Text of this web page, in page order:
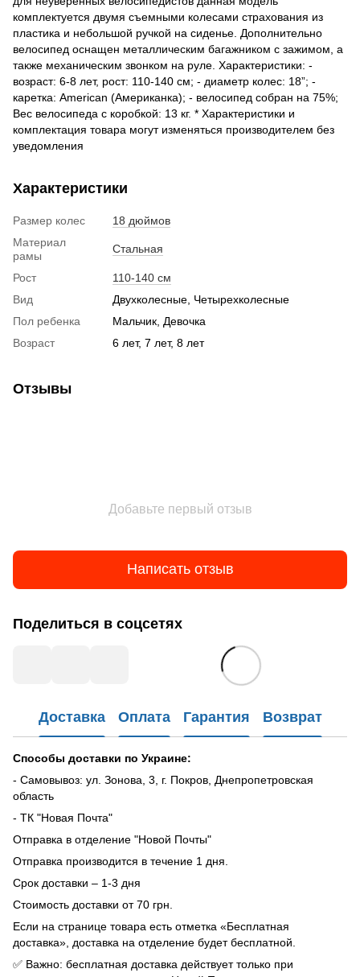
комплектуется двумя съемными колесами страхования из
пластика и небольшой ручкой на сиденье. Дополнительно
велосипед оснащен металлическим багажником с зажимом, а
также механическим звонком на руле. Характеристики: -
возраст: 6-8 лет, рост: 110-140 см; - диаметр колес: 18”; -
каретка: American (Американка); - велосипед собран на 75%;
Вес велосипеда с коробкой: 13 кг. * Характеристики и
комплектация товара могут изменяться производителем без
уведомления
Характеристики
Размер колес
18 дюймов
Материал
рамы
Стальная
Рост
110-140 см
Вид
Двухколесные, Четырехколесные
Пол ребенка
Мальчик, Девочка
Возраст
6 лет, 7 лет, 8 лет
Отзывы
Добавьте первый отзыв
Написать отзыв
Поделиться в соцсетях
Доставка Оплата Гарантия Возврат
Способы доставки по Украине:
- Самовывоз: ул. Зонова, 3, г. Покров, Днепропетровская
область
- ТК "Новая Почта"
Отправка в отделение "Новой Почты"
Отправка производится в течение 1 дня.
Срок доставки – 1-3 дня
Стоимость доставки от 70 грн.
Если на странице товара есть отметка «Бесплатная
доставка», доставка на отделение будет бесплатной.
✅ Важно: бесплатная доставка действует только при